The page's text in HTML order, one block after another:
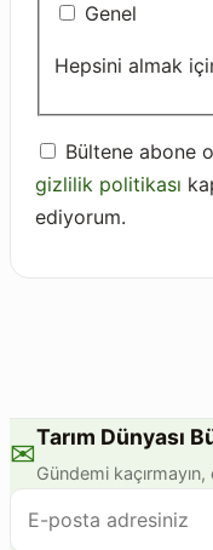
Genel
Hepsini almak
Bültene abone
gizlilik politikası
ediyorum.
✉Tarım Dünyası
Gündemi
E-
posta